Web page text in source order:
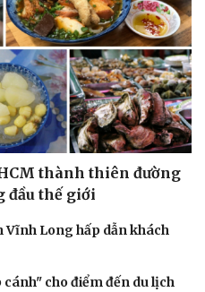
Nghệ sĩ
Thời trang
thành thiên đường
đầu thế giới
Vĩnh Long hấp dẫn khách
cho điểm đến du lịch